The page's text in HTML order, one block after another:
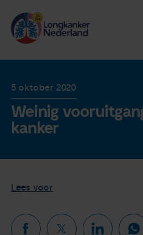
Longkanker
Leven met
Thymuskankers
Steun ons
5 oktober 2020
Weinig
kanker
Lees voor